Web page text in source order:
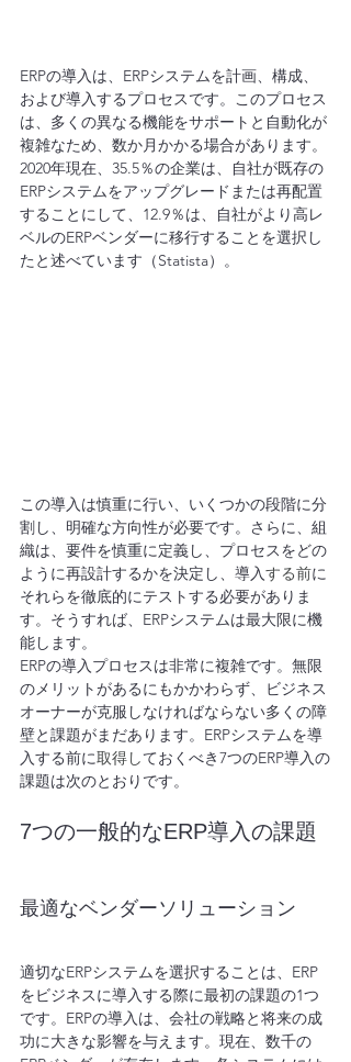
ERPの導入は、ERPシステムを計画、構成、
および導入するプロセスです。このプロセス
は、多くの異なる機能をサポートと自動化が
複雑なため、数か月かかる場合があります。
2020年現在、35.5％の企業は、自社が既存の
ERPシステムをアップグレードまたは再配置
することにして、12.9％は、自社がより高レ
ベルのERPベンダーに移行することを選択し
たと述べています（Statista）。
この導入は慎重に行い、いくつかの段階に分
割し、明確な方向性が必要です。さらに、組
織は、要件を慎重に定義し、プロセスをどの
ように再設計するかを決定し、導入する前に
それらを徹底的にテストする必要がありま
す。そうすれば、ERPシステムは最大限に機
能します。
ERPの導入プロセスは非常に複雑です。無限
のメリットがあるにもかかわらず、ビジネス
オーナーが克服しなければならない多くの障
壁と課題がまだあります。ERPシステムを導
入する前に取得しておくべき7つのERP導入の
課題は次のとおりです。
7つの一般的なERP導入の課題
最適なベンダーソリューション
適切なERPシステムを選択することは、ERP
をビジネスに導入する際に最初の課題の1つ
です。ERPの導入は、会社の戦略と将来の成
功に大きな影響を与えます。現在、数千の